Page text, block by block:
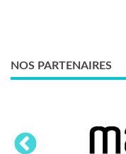
NOS PARTENAIRES